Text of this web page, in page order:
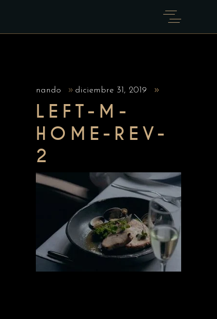
nando diciembre 31, 2019
LEFT-M-
HOME-REV-
2